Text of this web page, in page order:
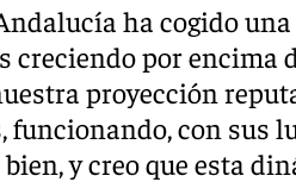
ha cogido
creciendo por
proyección
funcionando, con sus
bien, y creo que esta